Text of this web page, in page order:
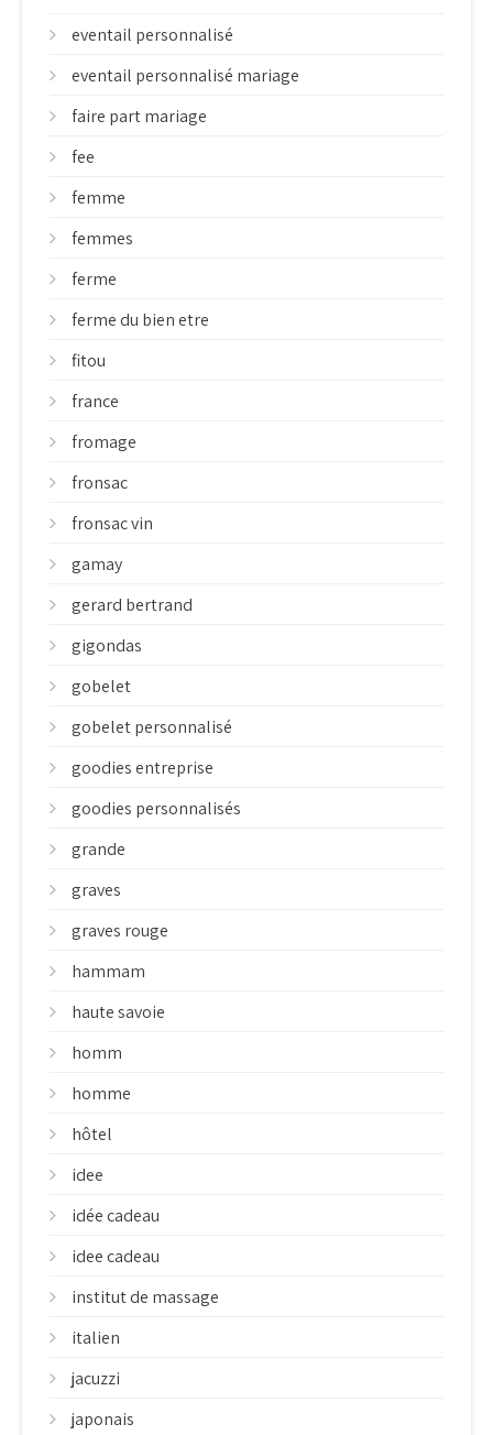
eventail personnalisé
eventail personnalisé mariage
faire part mariage
fee
femme
femmes
ferme
ferme du bien etre
fitou
france
fromage
fronsac
fronsac vin
gamay
gerard bertrand
gigondas
gobelet
gobelet personnalisé
goodies entreprise
goodies personnalisés
grande
graves
graves rouge
hammam
haute savoie
homm
homme
hôtel
idee
idée cadeau
idee cadeau
institut de massage
italien
jacuzzi
japonais